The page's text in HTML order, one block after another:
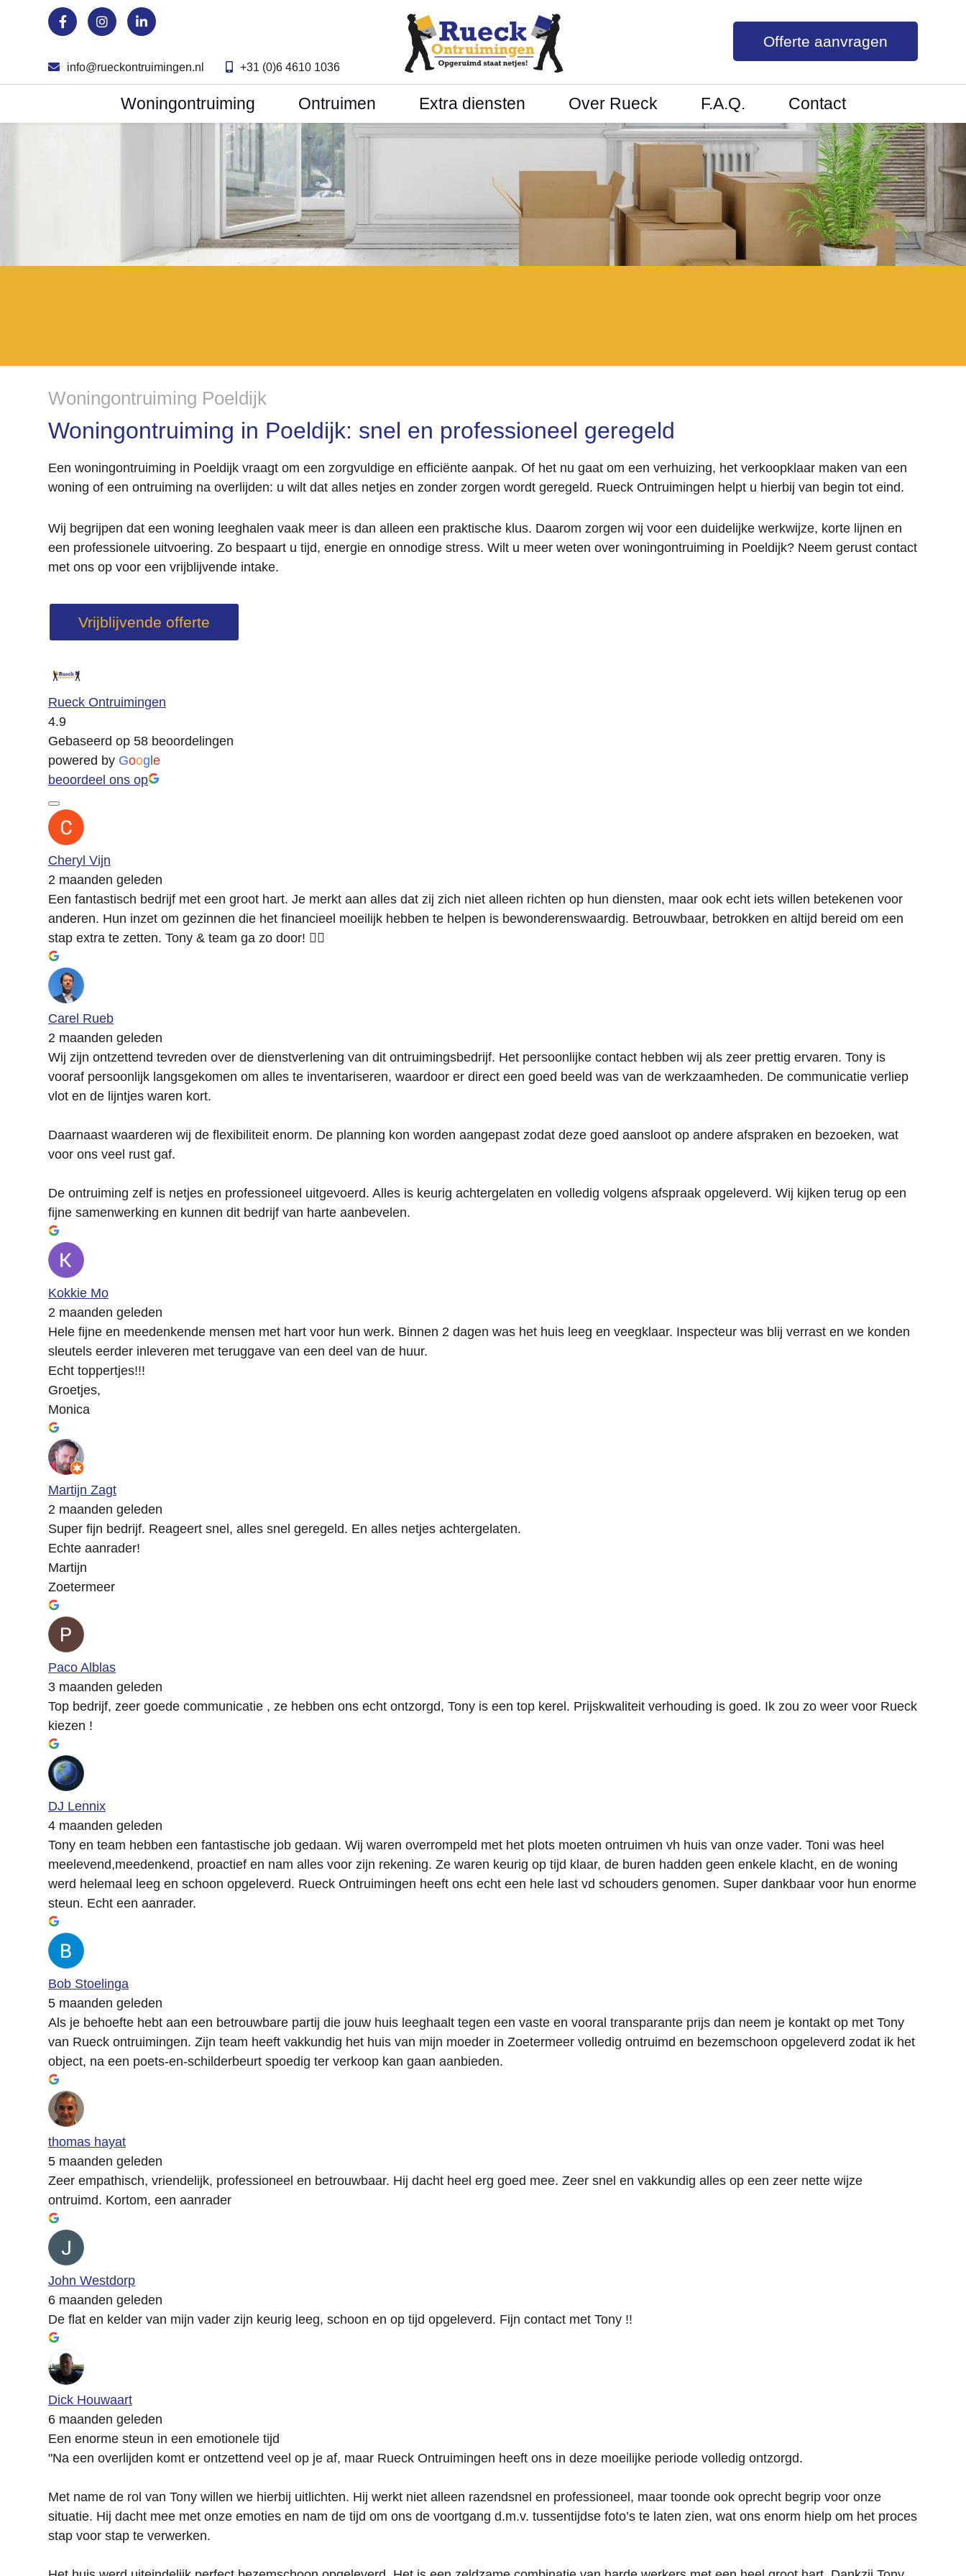
info@rueckontruimingen.nl +31 (0)6 4610 1036
Offerte aanvragen
Woningontruiming Ontruimen Extra diensten Over Rueck F.A.Q. Contact
Woningontruiming Poeldijk
Woningontruiming in Poeldijk: snel en professioneel geregeld
Een woningontruiming in Poeldijk vraagt om een zorgvuldige en efficiënte aanpak. Of het nu gaat om een verhuizing, het verkoopklaar maken van een
woning of een ontruiming na overlijden: u wilt dat alles netjes en zonder zorgen wordt geregeld. Rueck Ontruimingen helpt u hierbij van begin tot eind.
Wij begrijpen dat een woning leeghalen vaak meer is dan alleen een praktische klus. Daarom zorgen wij voor een duidelijke werkwijze, korte lijnen en
een professionele uitvoering. Zo bespaart u tijd, energie en onnodige stress. Wilt u meer weten over woningontruiming in Poeldijk? Neem gerust contact
met ons op voor een vrijblijvende intake.
Vrijblijvende offerte
Rueck Ontruimingen
4.9
Gebaseerd op 58 beoordelingen
powered by Goog e
beoordeel ons op
Cheryl Vijn
2 maanden geleden
Een fantastisch bedrijf met een groot hart. Je merkt aan alles dat zij zich niet alleen richten op hun diensten, maar ook echt iets willen betekenen voor
anderen. Hun inzet om gezinnen die het financieel moeilijk hebben te helpen is bewonderenswaardig. Betrouwbaar, betrokken en altijd bereid om een
stap extra te zetten. Tony & team ga zo door! 👍🏻
Carel Rueb
2 maanden geleden
Wij zijn ontzettend tevreden over de dienstverlening van dit ontruimingsbedrijf. Het persoonlijke contact hebben wij als zeer prettig ervaren. Tony is
vooraf persoonlijk langsgekomen om alles te inventariseren, waardoor er direct een goed beeld was van de werkzaamheden. De communicatie verliep
vlot en de lijntjes waren kort.
Daarnaast waarderen wij de flexibiliteit enorm. De planning kon worden aangepast zodat deze goed aansloot op andere afspraken en bezoeken, wat
voor ons veel rust gaf.
De ontruiming zelf is netjes en professioneel uitgevoerd. Alles is keurig achtergelaten en volledig volgens afspraak opgeleverd. Wij kijken terug op een
fijne samenwerking en kunnen dit bedrijf van harte aanbevelen.
Kokkie Mo
2 maanden geleden
Hele fijne en meedenkende mensen met hart voor hun werk. Binnen 2 dagen was het huis leeg en veegklaar. Inspecteur was blij verrast en we konden
sleutels eerder inleveren met teruggave van een deel van de huur.
Echt toppertjes!!!
Groetjes,
Monica
Martijn Zagt
2 maanden geleden
Super fijn bedrijf. Reageert snel, alles snel geregeld. En alles netjes achtergelaten.
Echte aanrader!
Martijn
Zoetermeer
Paco Alblas
3 maanden geleden
Top bedrijf, zeer goede communicatie , ze hebben ons echt ontzorgd, Tony is een top kerel. Prijskwaliteit verhouding is goed. Ik zou zo weer voor Rueck
kiezen !
DJ Lennix
4 maanden geleden
Tony en team hebben een fantastische job gedaan. Wij waren overrompeld met het plots moeten ontruimen vh huis van onze vader. Toni was heel
meelevend,meedenkend, proactief en nam alles voor zijn rekening. Ze waren keurig op tijd klaar, de buren hadden geen enkele klacht, en de woning
werd helemaal leeg en schoon opgeleverd. Rueck Ontruimingen heeft ons echt een hele last vd schouders genomen. Super dankbaar voor hun enorme
steun. Echt een aanrader.
Bob Stoelinga
5 maanden geleden
Als je behoefte hebt aan een betrouwbare partij die jouw huis leeghaalt tegen een vaste en vooral transparante prijs dan neem je kontakt op met Tony
van Rueck ontruimingen. Zijn team heeft vakkundig het huis van mijn moeder in Zoetermeer volledig ontruimd en bezemschoon opgeleverd zodat ik het
object, na een poets-en-schilderbeurt spoedig ter verkoop kan gaan aanbieden.
thomas hayat
5 maanden geleden
Zeer empathisch, vriendelijk, professioneel en betrouwbaar. Hij dacht heel erg goed mee. Zeer snel en vakkundig alles op een zeer nette wijze
ontruimd. Kortom, een aanrader
John Westdorp
6 maanden geleden
De flat en kelder van mijn vader zijn keurig leeg, schoon en op tijd opgeleverd. Fijn contact met Tony !!
Dick Houwaart
6 maanden geleden
Een enorme steun in een emotionele tijd
"Na een overlijden komt er ontzettend veel op je af, maar Rueck Ontruimingen heeft ons in deze moeilijke periode volledig ontzorgd.
Met name de rol van Tony willen we hierbij uitlichten. Hij werkt niet alleen razendsnel en professioneel, maar toonde ook oprecht begrip voor onze
situatie. Hij dacht mee met onze emoties en nam de tijd om ons de voortgang d.m.v. tussentijdse foto’s te laten zien, wat ons enorm hielp om het proces
stap voor stap te verwerken.